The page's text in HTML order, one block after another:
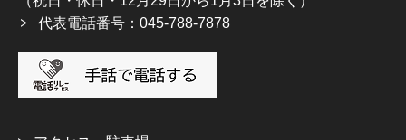
代表電話番号：045-788-7878